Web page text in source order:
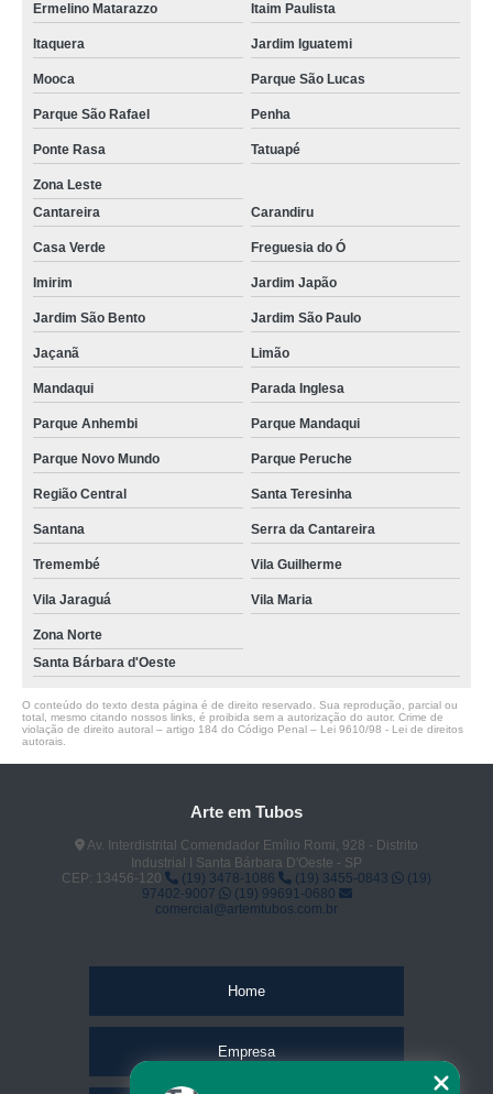
Ermelino Matarazzo Itaim Paulista
Itaquera Jardim Iguatemi
Mooca Parque São Lucas
Parque São Rafael Penha
Ponte Rasa Tatuapé
Zona Leste
Cantareira
Carandiru
Casa Verde Freguesia do Ó
Imirim Jardim Japão
Jardim São Bento Jardim São Paulo
Jaçanã Limão
Mandaqui Parada Inglesa
Parque Anhembi Parque Mandaqui
Parque Novo Mundo Parque Peruche
Região Central Santa Teresinha
Santana Serra da Cantareira
Tremembé Vila Guilherme
Vila Jaraguá Vila Maria
Zona Norte
Santa Bárbara d'Oeste
O conteúdo do texto desta página é de direito reservado. Sua reprodução, parcial ou
total, mesmo citando nossos links, é proibida sem a autorização do autor. Crime de
violação de direito autoral – artigo 184 do Código Penal – Lei 9610/98 - Lei de direitos
autorais
Arte em Tubos
Av. Interdistrital Comendador Emílio Romi, 928 - Distrito
Industrial I Santa Bárbara D'Oeste - SP
CEP: 13456-120
(19) 3478-1086 (19) 3455-0843
(19)
97402-9007
(19) 99691-0680
comercial@artemtubos.com.br
Home
Empresa